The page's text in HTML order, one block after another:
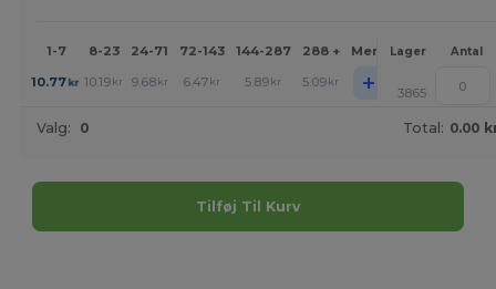
1-7 8-23 24-71 72-143 144-287 288 + Mere Lager Antal
10.77kr 10.19 kr 9.68 kr 6.47 kr 5.89 kr 5.09 kr + 3865
Valg: 0 Total: 0.00
Tilføj Til Kurv